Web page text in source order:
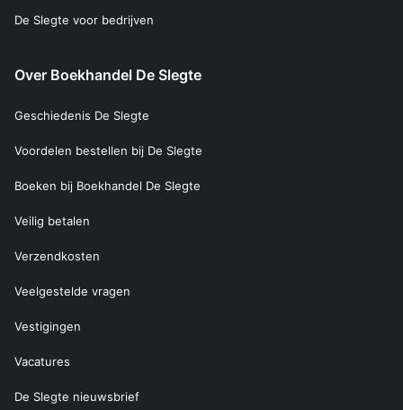
De Slegte voor bedrijven
Over Boekhandel De Slegte
Geschiedenis De Slegte
Voordelen bestellen bij De Slegte
Boeken bij Boekhandel De Slegte
Veilig betalen
Verzendkosten
Veelgestelde vragen
Vestigingen
Vacatures
De Slegte nieuwsbrief